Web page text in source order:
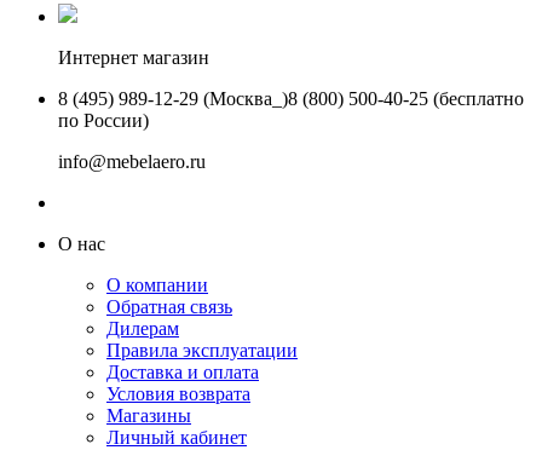
Интернет магазин
8 (495) 989-12-29 (Москва_)8 (800) 500-40-25 (бесплатно
по России)
info@mebelaero.ru
О нас
О компании
Обратная связь
Дилерам
Правила эксплуатации
Доставка и оплата
Условия возврата
Магазины
Личный кабинет